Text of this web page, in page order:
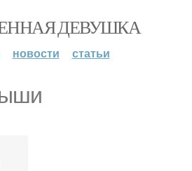
ДЕВУШКА
новости статьи